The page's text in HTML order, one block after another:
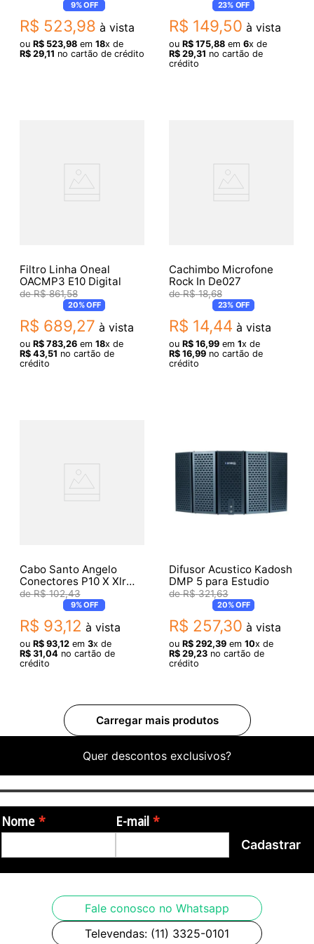
9%OFF
R$ 523,98 à vista
ou R$ 523,98em 18x de
R$ 29,11 no cartão de crédito
23%OFF
R$ 149,50 à vista
ou R$ 175,88em 6x de
R$ 29,31 no cartão de
crédito
Filtro Linha Oneal
OACMP3 E10 Digital
R$ 861,58
20%OFF
R$ 689,27 à vista
ou R$ 783,26em 18x de
R$ 43,51 no cartão de
crédito
Cachimbo Microfone
Rock In De027
R$ 18,68
23%OFF
R$ 14,44 à vista
ou R$ 16,99em 1x de
R$ 16,99no cartão de
crédito
Cabo Santo Angelo
Conectores P10 X Xlr
Macho Ninja B 15Ft/4.57
R$ 102,43
9%OFF
R$ 93,12 à vista
ou R$ 93,12em 3x de
R$ 31,04no cartão de
crédito
Difusor Acustico Kadosh
DMP 5 para Estudio
R$ 321,63
20%OFF
R$ 257,30 à vista
ou R$ 292,39em 10x de
R$ 29,23no cartão de
crédito
Quer descontos exclusivos?
Nome E-mail
Cadastrar
Fale conosco no Whatsapp
Televendas: (11) 3325-0101